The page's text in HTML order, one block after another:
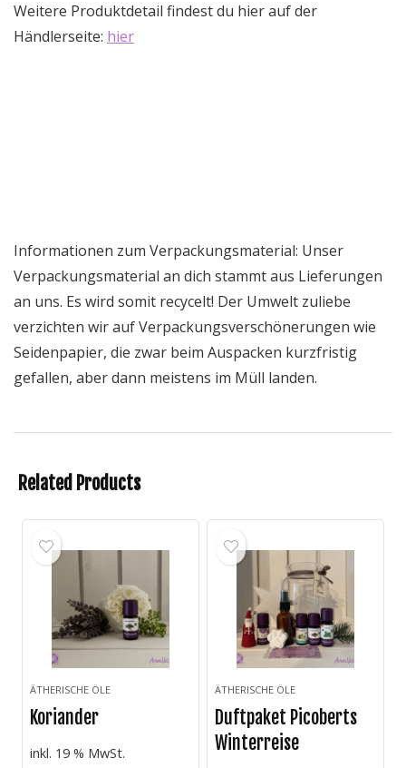
Weitere Produktdetail findest du hier auf der
Händlerseite: hier
Informationen zum Verpackungsmaterial: Unser
Verpackungsmaterial an dich stammt aus Lieferungen
an uns. Es wird somit recycelt! Der Umwelt zuliebe
verzichten wir auf Verpackungsverschönerungen wie
Seidenpapier, die zwar beim Auspacken kurzfristig
gefallen, aber dann meistens im Müll landen.
Related Products
ÄTHERISCHE ÖLE
Koriander
inkl. 19 % MwSt.
ÄTHERISCHE ÖLE
Duftpaket Picoberts
Winterreise